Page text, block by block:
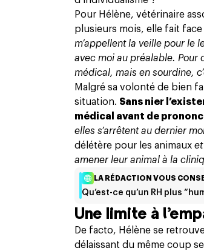
Pour Hélène, vétérinaire
plusieurs mois, elle fait
m’appellent la veille pour le
avec moi au préalable. Pour
médical, mais en sourdine,
Malgré sa volonté de bien
situation. Sans nier
médical avant de
elles s’arrêtent au dernier
délétère pour les animaux
amener leur animal à la
LA RÉDACTION VOUS
Qu’est-ce qu’un RH plus
Une limite à
De facto, Hélène se
délaissant du même coup